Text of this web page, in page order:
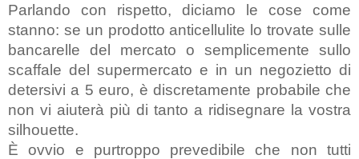
Parlando con rispetto, diciamo le cose come
stanno: se un prodotto anticellulite lo trovate sulle
bancarelle del mercato o semplicemente sullo
scaffale del supermercato e in un negozietto di
detersivi a 5 euro, è discretamente probabile che
non vi aiuterà più di tanto a ridisegnare la vostra
silhouette.
È ovvio e purtroppo prevedibile che non tutti